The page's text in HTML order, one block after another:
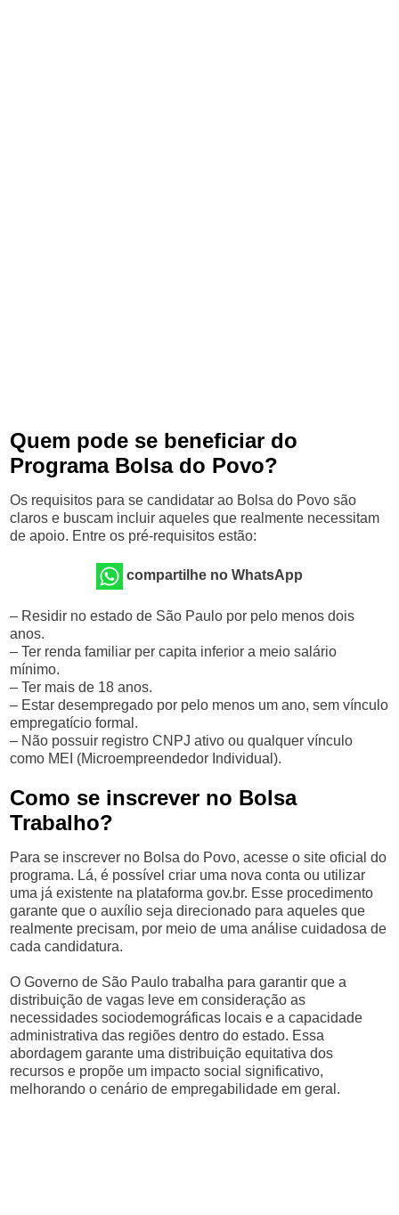
Quem pode se beneficiar do
Programa Bolsa do Povo?
Os requisitos para se candidatar ao Bolsa do Povo são
claros e buscam incluir aqueles que realmente necessitam
de apoio. Entre os pré-requisitos estão:
compartilhe no WhatsApp
– Residir no estado de São Paulo por pelo menos dois
anos.
– Ter renda familiar per capita inferior a meio salário
mínimo.
– Ter mais de 18 anos.
– Estar desempregado por pelo menos um ano, sem vínculo
empregatício formal.
– Não possuir registro CNPJ ativo ou qualquer vínculo
como MEI (Microempreendedor Individual).
Como se inscrever no Bolsa
Trabalho?
Para se inscrever no Bolsa do Povo, acesse o site oficial do
programa. Lá, é possível criar uma nova conta ou utilizar
uma já existente na plataforma gov.br. Esse procedimento
garante que o auxílio seja direcionado para aqueles que
realmente precisam, por meio de uma análise cuidadosa de
cada candidatura.
O Governo de São Paulo trabalha para garantir que a
distribuição de vagas leve em consideração as
necessidades sociodemográficas locais e a capacidade
administrativa das regiões dentro do estado. Essa
abordagem garante uma distribuição equitativa dos
recursos e propõe um impacto social significativo,
melhorando o cenário de empregabilidade em geral.